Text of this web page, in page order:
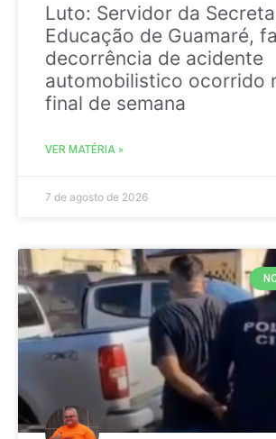
Luto: Servidor da
Educação de Guamaré,
decorrência de acidente
automobilistico ocorrido
final de semana
VER MATÉRIA »
7 de agosto de 2026